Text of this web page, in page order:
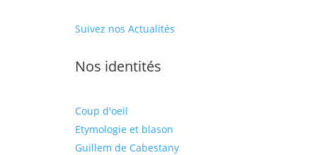
Suivez nos Actualités
Nos identités
Coup d'oeil
Etymologie et blason
Guillem de Cabestany